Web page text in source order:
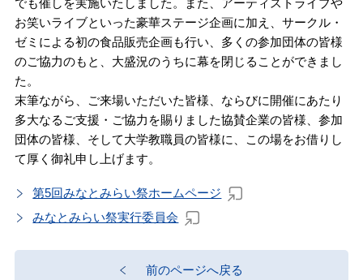
でも催しを実施いたしました。また、アーティストライブや
お笑いライブといった豪華ステージ企画に加え、サークル・
ゼミによる初の食品販売企画も行い、多くの参加団体の皆様
のご協力のもと、大盛況のうちに幕を閉じることができまし
た。
末筆ながら、ご来場いただいた皆様、ならびに開催にあたり
多大なるご支援・ご協力を賜りました協賛企業の皆様、参加
団体の皆様、そして大学教職員の皆様に、この場をお借りし
て厚く御礼申し上げます。
第5回みなとみらい祭ホームページ
みなとみらい祭実行委員会
前のページへ戻る